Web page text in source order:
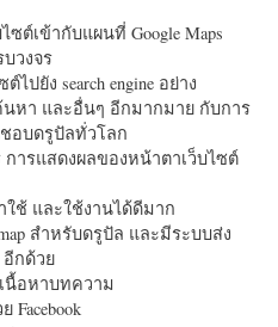
ซต์เข้ากับแผนที่ Google Maps
วงจร
ไปยัง search engine อย่าง
หา และอื่นๆ อีกมากมาย กับการ
อบดรูปัลทั่วโลก
ารแสดงผลของหน้าตาเว็บไซต์
ช้ และใช้งานได้ดีมาก
สำหรับดรูปัล และมีระบบส่ง
อีกด้วย
นื้อหาบทความ
Facebook